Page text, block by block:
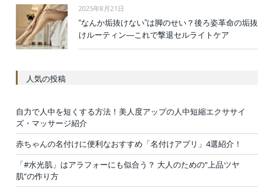
2025年8月21日
“なんか垢抜けない”は脚のせい？後ろ姿革命の垢抜
けルーティン—これで撃退セルライトケア
人気の投稿
自力で人中を短くする方法！美人度アップの人中短縮エクササイ
ズ・マッサージ紹介
赤ちゃんの名付けに便利なおすすめ「名付けアプリ」4選紹介！
「#水光肌」はアラフォーにも似合う？ 大人のための“上品ツヤ
肌”の作り方